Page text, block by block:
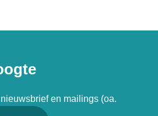
en mailings (oa.